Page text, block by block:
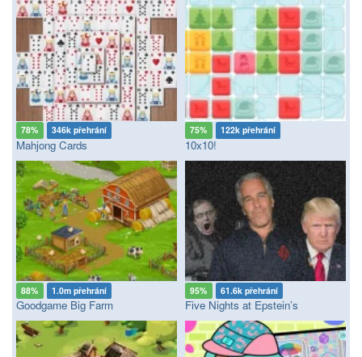
78% 346k přehrání
Mahjong Cards
75% 122k přehrání
10x10!
88% 1.0m přehrání
Goodgame Big Farm
95% 61.6k přehrání
Five Nights at Epstein’s